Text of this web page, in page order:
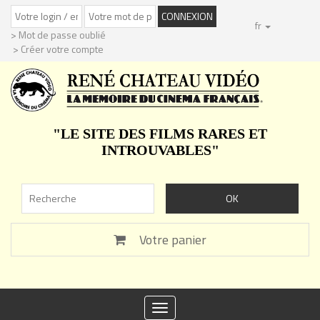
> Mot de passe oublié
> Créer votre compte
fr
"LE SITE DES FILMS RARES ET
INTROUVABLES"
Votre panier
Toggle